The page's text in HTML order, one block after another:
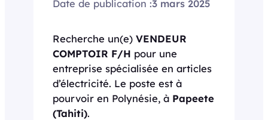
Date de publication :3 mars 2025
Recherche un(e) VENDEUR
COMPTOIR F/H pour une
entreprise spécialisée en articles
d’électricité. Le poste est à
pourvoir en Polynésie, à Papeete
(Tahiti).